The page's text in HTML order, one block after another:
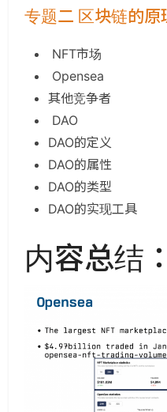
专题二 区块链的原
NFT市场
Opensea
其他竞争者
DAO
DAO的定义
DAO的属性
DAO的类型
DAO的实现工具
内容总结：